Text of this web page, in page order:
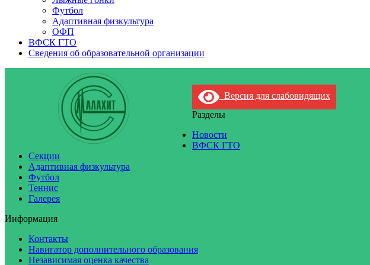
Футбол
Адаптивная физкультура
ОФП
ВФСК ГТО
Сведения об образовательной организации
Версия для слабовидящих
Разделы
Новости
ВФСК ГТО
Секции
Адаптивная физкультура
Футбол
Теннис
Галерея
Информация
Контакты
Навигатор дополнительного образования
Независимая оценка качества